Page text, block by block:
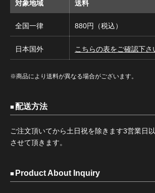
対象地域 送料
全国一律 880円（税込）
日本国外 こちらの表をご確認下さ
※商品により送料が異なる場合がございます。
配送方法
ご注文頂いてから土日祝を除きます3営業日
させて頂きます。
Product About Inquiry